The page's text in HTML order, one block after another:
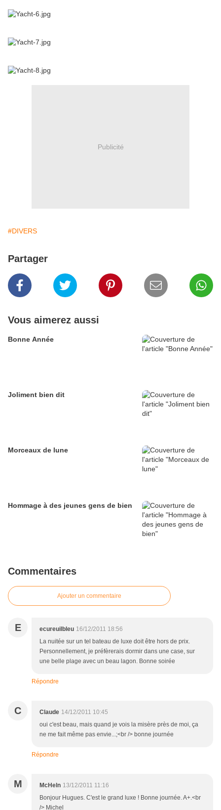
Publicité
#DIVERS
Partager
Vous aimerez aussi
Bonne Année
Joliment bien dit
Morceaux de lune
Hommage à des jeunes gens de bien
Commentaires
Ajouter un commentaire
E ecureuilbleu 16/12/2011 18:56
La nuitée sur un tel bateau de luxe doit être hors de prix.
Personnellement, je préfèrerais dormir dans une case, sur
une belle plage avec un beau lagon. Bonne soirée
Répondre
C Claude 14/12/2011 10:45
oui c'est beau, mais quand je vois la misère près de moi, ça
ne me fait même pas envie...;<br /> bonne journée
Répondre
M McHeln 13/12/2011 11:16
Bonjour Hugues. C'est le grand luxe ! Bonne journée. A+.<br
/> Michel